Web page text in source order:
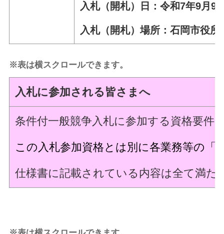
入札（開札）日：令和7年9月9
入札（開札）場所：石岡市役
※表は横スクロールできます。
入札に参加される皆さまへ
条件付一般競争入札に参加する資格要件
この入札参加資格とは別に各業務等の
仕様書に記載されている内容は全て満